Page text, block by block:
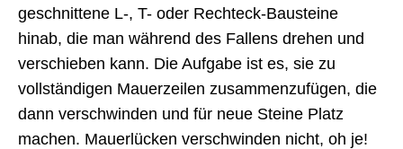
geschnittene L-, T- oder Rechteck-Bausteine
hinab, die man während des Fallens drehen und
verschieben kann. Die Aufgabe ist es, sie zu
vollständigen Mauerzeilen zusammenzufügen, die
dann verschwinden und für neue Steine Platz
machen. Mauerlücken verschwinden nicht, oh je!